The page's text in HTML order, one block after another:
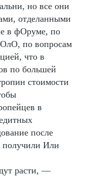
но все они
отделанными
в фОруме, по
по вопросам
что в
по большей
стоимости
в
после
получили Или
расти, —